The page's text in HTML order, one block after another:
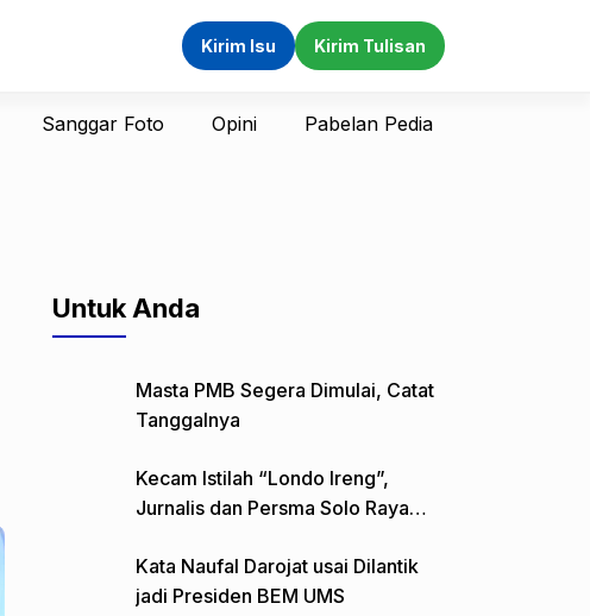
Kirim Isu Kirim Tulisan
Sanggar Foto Opini Pabelan Pedia
Untuk Anda
Masta PMB Segera Dimulai, Catat
Tanggalnya
Kecam Istilah “Londo Ireng”,
Jurnalis dan Persma Solo Raya
Kata Naufal Darojat usai Dilantik
jadi Presiden BEM UMS